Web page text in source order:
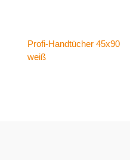
Profi-Handtücher 45x90
weiß